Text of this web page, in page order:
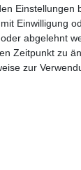
Einstellungen
Einwilligung
abgelehnt
Zeitpunkt zu
zur